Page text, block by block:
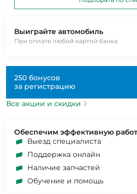
Выиграйте автомобиль
При оплате любой картой банка
250 бонусов
за регистрацию
Все акции и скидки
Обеспечим эффективную
Выезд специалиста
Поддержка онлайн
Наличие запчастей
Обучение и помощь